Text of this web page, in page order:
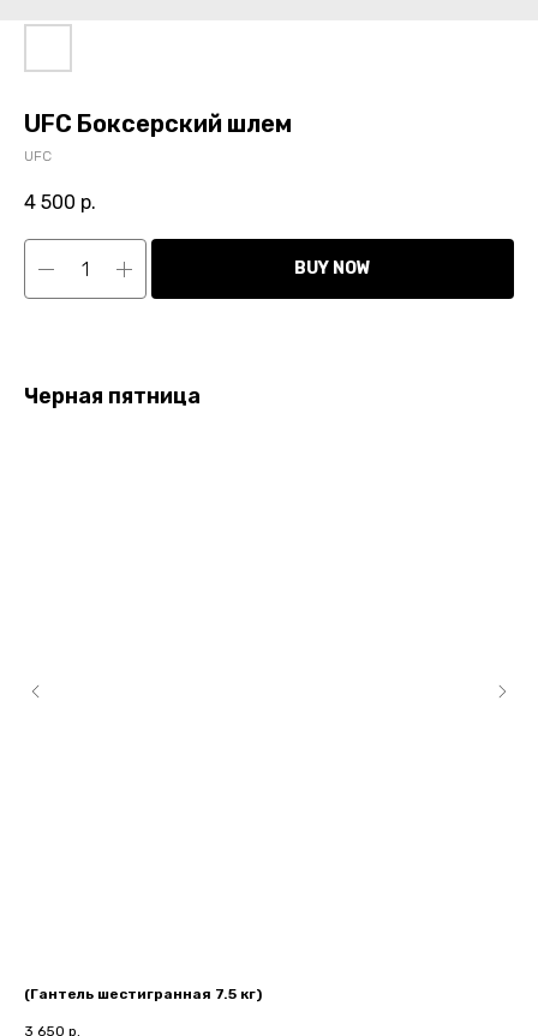
UFC Боксерский шлем
UFC
4 500 р.
BUY NOW
Черная пятница
(Гантель шестигранная 7.5 кг)
3 650 р.